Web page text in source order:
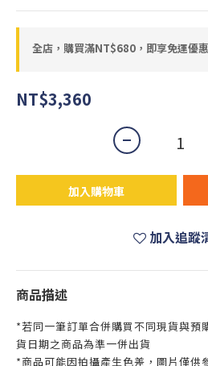
全店，購買滿NT$680，即享免運優
NT$3,360
加入購物車
加入追蹤
商品描述
*若同一筆訂單合併購買不同現貨與預
貨日期之商品為準一併出貨
*商品可能因拍攝產生色差，圖片僅供